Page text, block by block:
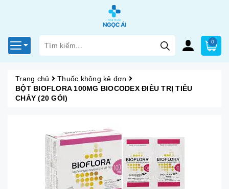
0
Trang chủ
Thuốc không kê đơn
BỘT BIOFLORA 100MG BIOCODEX ĐIỀU TRỊ TIÊU
CHẢY (20 GÓI)